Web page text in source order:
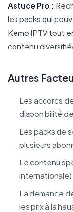
Astuce Pro :
les packs qui
Kemo IPTV tout
contenu
Autres
Les accords
disponibilité
Les packs de
plusieurs
Le contenu
La demande
les prix à la